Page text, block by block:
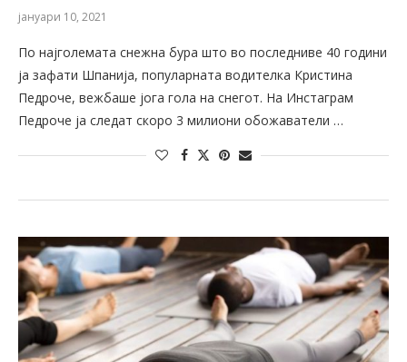
јануари 10, 2021
По најголемата снежна бура што во последниве 40 години
ја зафати Шпанија, популарната водителка Кристина
Педроче, вежбаше јога гола на снегот. На Инстаграм
Педроче ја следат скоро 3 милиони обожаватели …